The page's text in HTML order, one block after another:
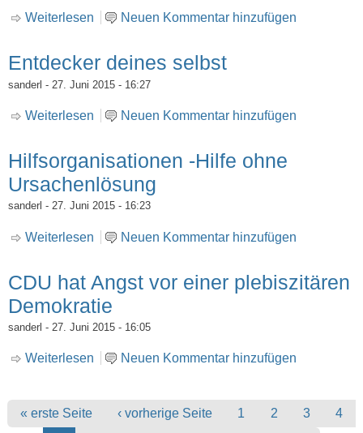
Weiterlesen über Massenverblödung durch Coca-Cola
Neuen Kommentar hinzufügen
Entdecker deines selbst
sanderl - 27. Juni 2015 - 16:27
Weiterlesen über Entdecker deines selbst
Neuen Kommentar hinzufügen
Hilfsorganisationen -Hilfe ohne
Ursachenlösung
sanderl - 27. Juni 2015 - 16:23
Weiterlesen über Hilfsorganisationen -Hilfe ohne
Neuen Kommentar hinzufügen
CDU hat Angst vor einer plebiszitären
Demokratie
sanderl - 27. Juni 2015 - 16:05
Weiterlesen über CDU hat Angst vor einer plebiszitären
Neuen Kommentar hinzufügen
Seiten
« erste Seite ‹ vorherige Seite 1 2 3
4